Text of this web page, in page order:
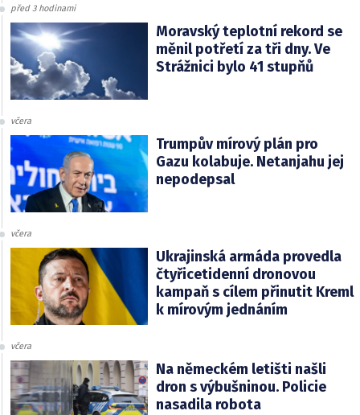
před 3 hodinami
Moravský teplotní rekord se
měnil potřetí za tři dny. Ve
Strážnici bylo 41 stupňů
včera
Trumpův mírový plán pro
Gazu kolabuje. Netanjahu jej
nepodepsal
včera
Ukrajinská armáda provedla
čtyřicetidenní dronovou
kampaň s cílem přinutit Kreml
k mírovým jednáním
včera
Na německém letišti našli
dron s výbušninou. Policie
nasadila robota